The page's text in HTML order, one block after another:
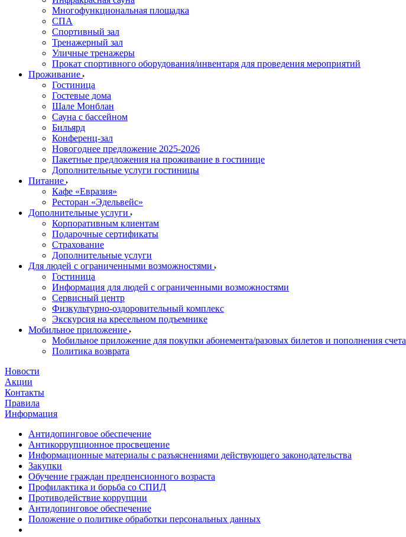
Многофункциональная площадка
СПА
Спортивный зал
Тренажерный зал
Уличные тренажеры
Прокат спортивного оборудования/инвентаря для проведения мероприятий
Проживание
Гостиница
Гостевые дома
Шале Монблан
Сауна с бассейном
Бильярд
Конференц-зал
Новогоднее предложение 2025-2026
Пакетные предложения на проживание в гостинице
Дополнительные услуги гостиницы
Питание
Кафе «Евразия»
Ресторан «Эдельвейс»
Дополнительные услуги
Корпоративным клиентам
Подарочные сертификаты
Страхование
Дополнительные услуги
Для людей с ограниченными возможностями
Гостиница
Информация для людей с ограниченными возможностями
Сервисный центр
Физкультурно-оздоровительный комплекс
Экскурсия на кресельном подъемнике
Мобильное приложение
Мобильное приложение для покупки абонемента/разовых билетов и пополнения счета
Политика возврата
Новости
Акции
Контакты
Правила
Информация
Антидопинговое обеспечение
Антикоррупционное просвещение
Информационные материалы с разъяснениями действующего законодательства
Закупки
Обучение граждан предпенсионного возраста
Профилактика и борьба со СПИД
Противодействие коррупции
Антидопинговое обеспечение
Положение о политике обработки персональных данных